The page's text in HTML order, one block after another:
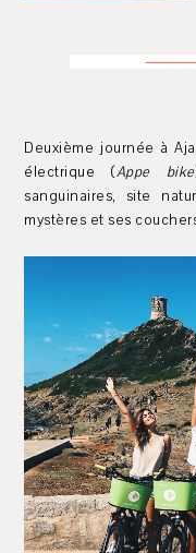
Deuxième journée à
électrique (Appe bike
sanguinaires, site
mystères et ses